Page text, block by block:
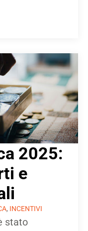
2025:
e
, INCENTIVI
stato